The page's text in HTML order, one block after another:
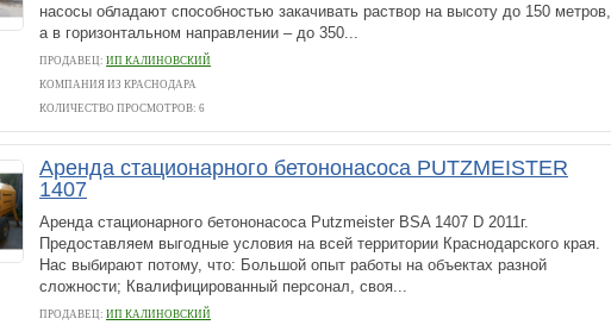
насосы обладают способностью закачивать раствор на высоту до 150 метров,
а в горизонтальном направлении – до 350...
ПРОДАВЕЦ: ИП КАЛИНОВСКИЙ
КОМПАНИЯ ИЗ КРАСНОДАРА
КОЛИЧЕСТВО ПРОСМОТРОВ: 6
Аренда стационарного бетононасоса PUTZMEISTER
1407
Аренда стационарного бетононасоса Putzmeister BSA 1407 D 2011г.
Предоставляем выгодные условия на всей территории Краснодарского края.
Нас выбирают потому, что: Большой опыт работы на объектах разной
сложности; Квалифицированный персонал, своя...
ПРОДАВЕЦ: ИП КАЛИНОВСКИЙ